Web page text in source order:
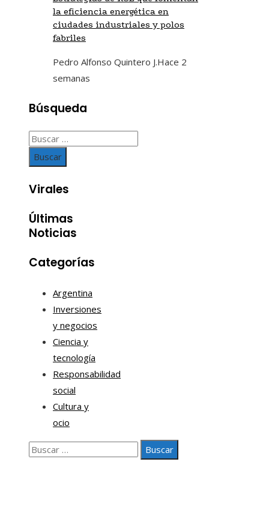
la eficiencia energética en
ciudades industriales y polos
fabriles
Pedro Alfonso Quintero J.Hace 2
semanas
Búsqueda
Buscar:
Virales
Últimas
Noticias
Categorías
Argentina
Inversiones
y negocios
Ciencia y
tecnología
Responsabilidad
social
Cultura y
ocio
Buscar: